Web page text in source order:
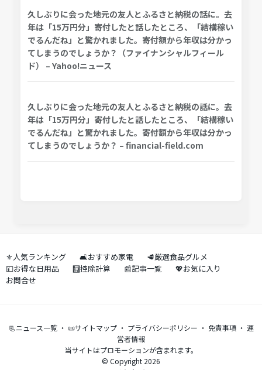
久しぶりに会った地元の友人とふるさと納税の話に。去
年は「15万円分」寄付したと話したところ、「結構稼い
でるんだね」と驚かれました。寄付額から年収は分かっ
てしまうのでしょうか？（ファイナンシャルフィール
ド） – Yahoo!ニュース
久しぶりに会った地元の友人とふるさと納税の話に。去
年は「15万円分」寄付したと話したところ、「結構稼い
でるんだね」と驚かれました。寄付額から年収は分かっ
てしまうのでしょうか？ – financial-field.com
⚜️人気ランキング 🛋️おすすめ家電
🥩厳選食品グルメ
💴お得な日用品
🧮控除計算 📰記事一覧
💖お気に入り
お問合せ
📃ニュース一覧・ 📜サイトマップ・ プライバシーポリシー ・ 免責事項・ 運
営者情報
当サイトはプロモーションが含まれます。
© Copyright 2026